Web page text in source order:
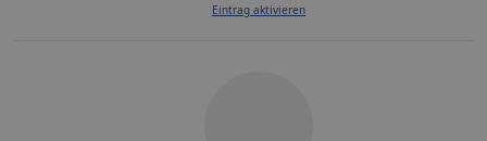
Eintrag aktivieren